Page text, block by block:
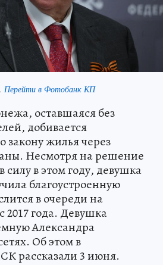
Перейти в Фотобанк КП
оставшаяся без
добивается
закону жилья через
Несмотря на решение
силу в этом году, девушка
благоустроенную
в очереди на
2017 года. Девушка
Александра
Об этом в
рассказали 3 июня.